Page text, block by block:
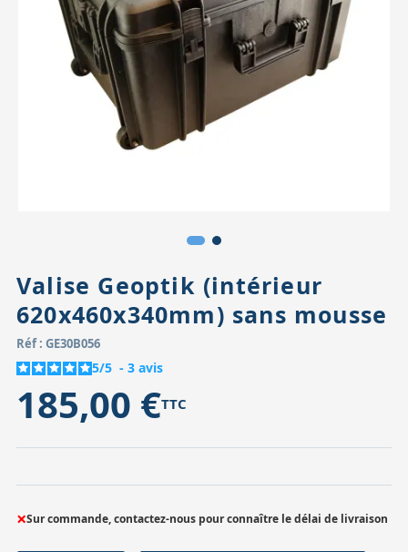
Accessoires pour montures
Têtes
Pièces détachées
Valise Geoptik (intérieur
620x460x340mm) sans mousse
Réf : GE30B056
5/5 - 3 avis
185,00 €TTC
×Sur commande, contactez-nous pour connaître le délai de livraison